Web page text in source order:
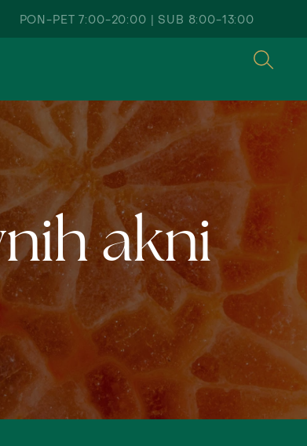
PON-PET 7:00-20:00 SUB 8:00-13:00
akni